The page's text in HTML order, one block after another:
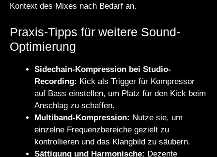
Kontext des Mixes nach Bedarf an.
Praxis-Tipps für weitere Sound-
Optimierung
Sidechain-Kompression bei Studio-
Recording: Kick als Trigger für Kompressor
auf Bass einstellen, um Platz für den Kick beim
Anschlag zu schaffen.
Multiband-Kompression: Nutze sie, um
einzelne Frequenzbereiche gezielt zu
kontrollieren und das Klangbild zu säubern.
Sättigung und Harmonische: Dezente